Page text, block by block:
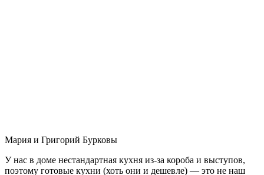
Мария и Григорий Бурковы
У нас в доме нестандартная кухня из-за короба и выступов,
поэтому готовые кухни (хоть они и дешевле) — это не наш